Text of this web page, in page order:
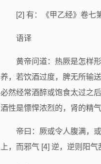
[2] 有：《甲乙经》卷七
语译
黄帝问道：热厥是怎样
养，若饮酒过度，脾无所输
必然经常酒醉或饱食太过之
酒性是慓悍浓烈的，肾的精
帝曰：厥或令人腹满，
上，而邪气 [4] 逆，逆则阳